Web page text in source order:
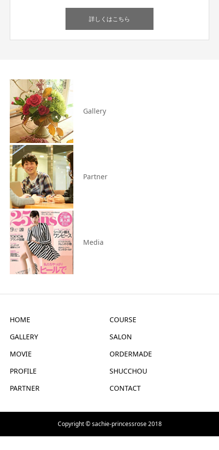
詳しくはこちら
Gallery
Partner
Media
HOME
COURSE
GALLERY
SALON
MOVIE
ORDERMADE
PROFILE
SHUCCHOU
PARTNER
CONTACT
Copyright © sachie-princessrose 2018